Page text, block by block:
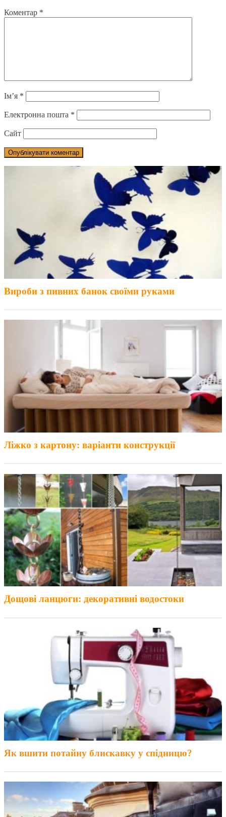
Коментар *
Ім’я *
Електронна пошта *
Сайт
Вироби з пивних банок своїми руками
Ліжко з картону: варіанти конструкції
Дощові ланцюги: декоративні водостоки
Як вшити потайну блискавку у спідницю?